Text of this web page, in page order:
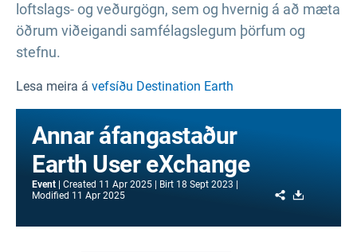
loftslags- og veðurgögn, sem og hvernig á að mæta
öðrum viðeigandi samfélagslegum þörfum og
stefnu.
Lesa meira á vefsíðu Destination Earth
Annar áfangastaður
Earth User eXchange
Event Created 11 Apr 2025 Birt 18 Sept 2023
Modified 11 Apr 2025 Share